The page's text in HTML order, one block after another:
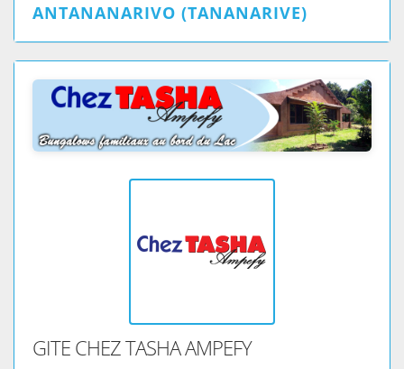
ANTANANARIVO (TANANARIVE)
GITE CHEZ TASHA AMPEFY